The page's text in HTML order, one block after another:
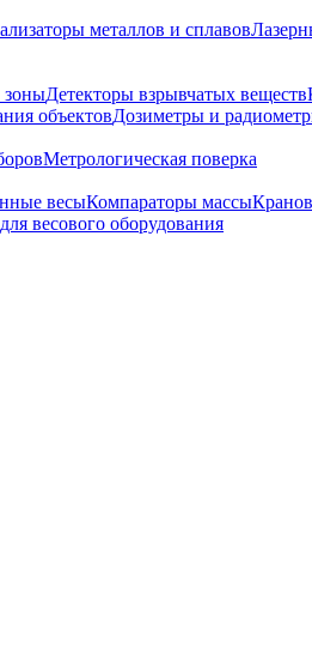
металлов и сплавов
зоныДетекторы взрывчатых веществ
объектовДозиметры и
Метрологическая поверка
весыКомпараторы массы
весового оборудования